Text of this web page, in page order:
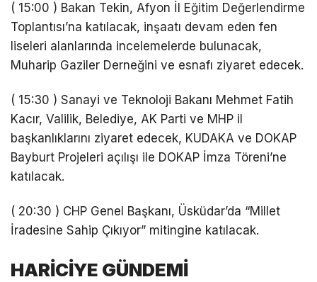
( 15:00 ) Bakan Tekin, Afyon İl Eğitim Değerlendirme
Toplantısı’na katılacak, inşaatı devam eden fen
liseleri alanlarında incelemelerde bulunacak,
Muharip Gaziler Derneğini ve esnafı ziyaret edecek.
( 15:30 ) Sanayi ve Teknoloji Bakanı Mehmet Fatih
Kacır, Valilik, Belediye, AK Parti ve MHP il
başkanlıklarını ziyaret edecek, KUDAKA ve DOKAP
Bayburt Projeleri açılışı ile DOKAP İmza Töreni’ne
katılacak.
( 20:30 ) CHP Genel Başkanı, Üsküdar’da “Millet
İradesine Sahip Çıkıyor” mitingine katılacak.
HARİCİYE GÜNDEMİ